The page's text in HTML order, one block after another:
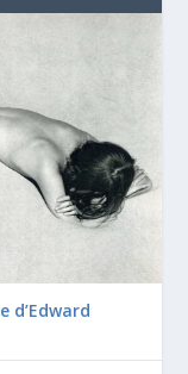
d’Edward